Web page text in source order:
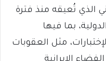
الذي تُعيقه منذ فترة
بما فيها
مثل العقوبات